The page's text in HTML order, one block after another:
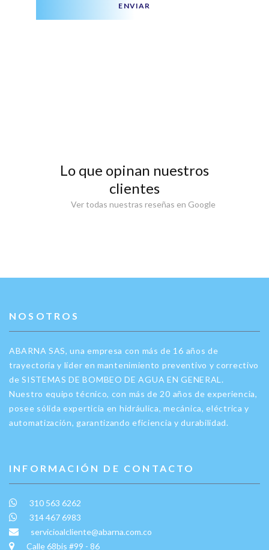
ENVIAR
Lo que opinan nuestros
clientes
Ver todas nuestras reseñas en Google
NOSOTROS
ABARNA SAS, una empresa con más de 16 años de
trayectoria y líder en mantenimiento preventivo y correctivo
de SISTEMAS DE BOMBEO DE AGUA EN GENERAL.
Nuestro equipo técnico, con más de 20 años de experiencia,
posee sólida experticia en hidráulica, mecánica, eléctrica y
automatización, garantizando eficiencia y durabilidad.
INFORMACIÓN DE CONTACTO
310 563 6262
314 467 6983
servicioalcliente@abarna.com.co
Calle 68bis #99 - 86